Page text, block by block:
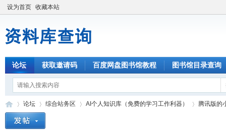
设为首页 收藏本站
论坛 获取邀请码 百度网盘图书馆教程 图书馆目录查询
论坛 综合站务区 AI个人知识库（免费的学习工作利器） 腾讯版的